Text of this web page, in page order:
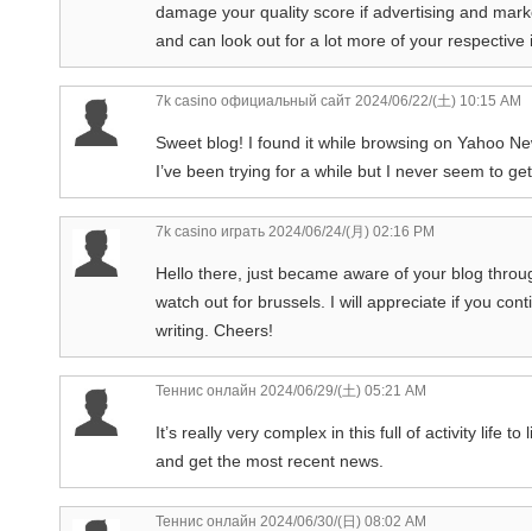
damage your quality score if advertising and
and can look out for a lot more of your
7k casino официальный сайт 2024/06/22/(土) 10:15 AM
Sweet blog! I found it while browsing on Yahoo
I’ve been trying for a while but I never seem to
7k casino играть 2024/06/24/(月) 02:16 PM
Hello there, just became aware of your blog
watch out for brussels. I will appreciate if you
writing. Cheers!
Теннис онлайн 2024/06/29/(土) 05:21 AM
It’s really very complex in this full of activity life
and get the most recent news.
Теннис онлайн 2024/06/30/(日) 08:02 AM